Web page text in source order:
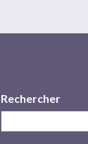
Rechercher